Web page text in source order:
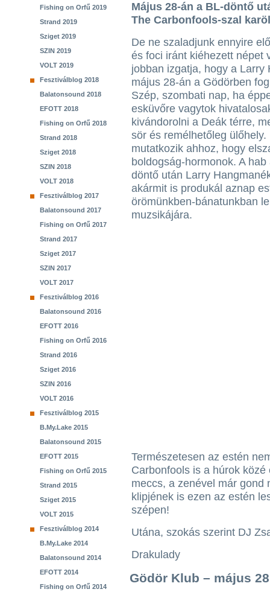
Fishing on Orfű 2019
Strand 2019
Sziget 2019
SZIN 2019
VOLT 2019
Fesztiválblog 2018
Balatonsound 2018
EFOTT 2018
Fishing on Orfű 2018
Strand 2018
Sziget 2018
SZIN 2018
VOLT 2018
Fesztiválblog 2017
Balatonsound 2017
Fishing on Orfű 2017
Strand 2017
Sziget 2017
SZIN 2017
VOLT 2017
Fesztiválblog 2016
Balatonsound 2016
EFOTT 2016
Fishing on Orfű 2016
Strand 2016
Sziget 2016
SZIN 2016
VOLT 2016
Fesztiválblog 2015
B.My.Lake 2015
Balatonsound 2015
EFOTT 2015
Fishing on Orfű 2015
Strand 2015
Sziget 2015
VOLT 2015
Fesztiválblog 2014
B.My.Lake 2014
Balatonsound 2014
EFOTT 2014
Fishing on Orfű 2014
Május 28-án a BL-döntő
The Carbonfools-szal
De ne szaladjunk ennyire
és foci iránt kiéhezett népet
jobban izgatja, hogy a Larry
május 28-án a Gödörben
Szép, szombati nap, ha
esküvőre vagytok
kivándorolni a Deák térre,
sör és remélhetőleg
mutatkozik ahhoz, hogy
boldogság-hormonok. A
döntő után Larry
akármit is produkál aznap
örömünkben-bánatunkban
muzsikájára.
Természetesen az estén
Carbonfools is a húrok
meccs, a zenével már gond
klipjének is ezen az estén
szépen!
Utána, szokás szerint DJ
Drakulady
Gödör Klub – május